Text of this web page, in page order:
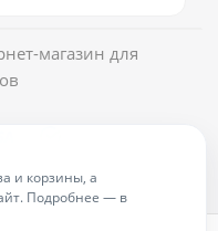
магазин для
и корзины, а
Подробнее — в